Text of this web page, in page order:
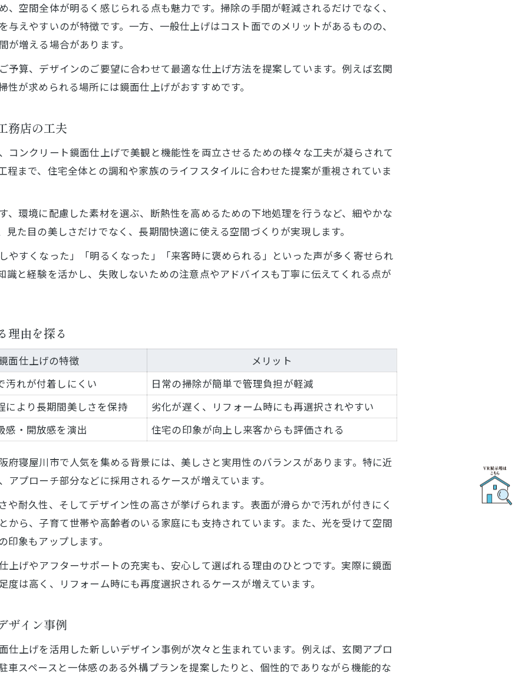
環境配慮型リフォームに鏡面仕上げが適する理由
環境配慮型リフォームの新常識
メンテナンス性で選ぶ環境対応仕上げ
鏡面仕上げの省エネ効果を比較表で解説
、空間全体が明るく感じられる点も魅力です。掃除の手間が軽減されるだけでなく、
与えやすいのが特徴です。一方、一般仕上げはコスト面でのメリットがあるものの、
増える場合があります。
予算、デザインのご要望に合わせて最適な仕上げ方法を提案しています。例えば玄関
が求められる場所には鏡面仕上げがおすすめです。
務店の工夫
コンクリート鏡面仕上げで美観と機能性を両立させるための様々な工夫が凝らされて
程まで、住宅全体との調和や家族のライフスタイルに合わせた提案が重視されていま
、環境に配慮した素材を選ぶ、断熱性を高めるための下地処理を行うなど、細やかな
見た目の美しさだけでなく、長期間快適に使える空間づくりが実現します。
やすくなった」「明るくなった」「来客時に褒められる」といった声が多く寄せられ
識と経験を活かし、失敗しないための注意点やアドバイスも丁寧に伝えてくれる点が
理由を探る
面仕上げの特徴
メリット
汚れが付着しにくい
日常の掃除が簡単で管理負担が軽減
により長期間美しさを保持
劣化が遅く、リフォーム時にも再選択されやすい
感・開放感を演出
住宅の印象が向上し来客からも評価される
府寝屋川市で人気を集める背景には、美しさと実用性のバランスがあります。特に近
プローチ部分などに採用されるケースが増えています。
や耐久性、そしてデザイン性の高さが挙げられます。表面が滑らかで汚れが付きにく
から、子育て世帯や高齢者のいる家庭にも支持されています。また、光を受けて空間
象もアップします。
上げやアフターサポートの充実も、安心して選ばれる理由のひとつです。実際に鏡面
度は高く、リフォーム時にも再度選択されるケースが増えています。
ザイン事例
仕上げを活用した新しいデザイン事例が次々と生まれています。例えば、玄関アプロ
車スペースと一体感のある外構プランを提案したりと、個性的でありながら機能的な
お問い合わせ・ご相談はこちら
お問い合わせ・ご相談はこちら